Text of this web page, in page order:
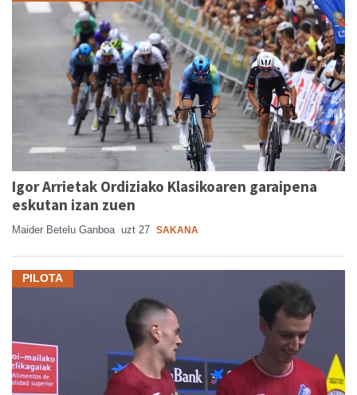
Igor Arrietak Ordiziako Klasikoaren garaipena
eskutan izan zuen
Maider Betelu Ganboa uzt 27 SAKANA
PILOTA